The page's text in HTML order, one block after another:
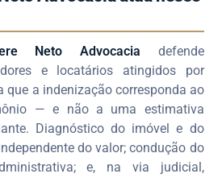
Neto Advocacia defende
e locatários atingidos por
que a indenização corresponda ao
— e não a uma estimativa
Diagnóstico do imóvel e do
do valor; condução do
e, na via judicial,